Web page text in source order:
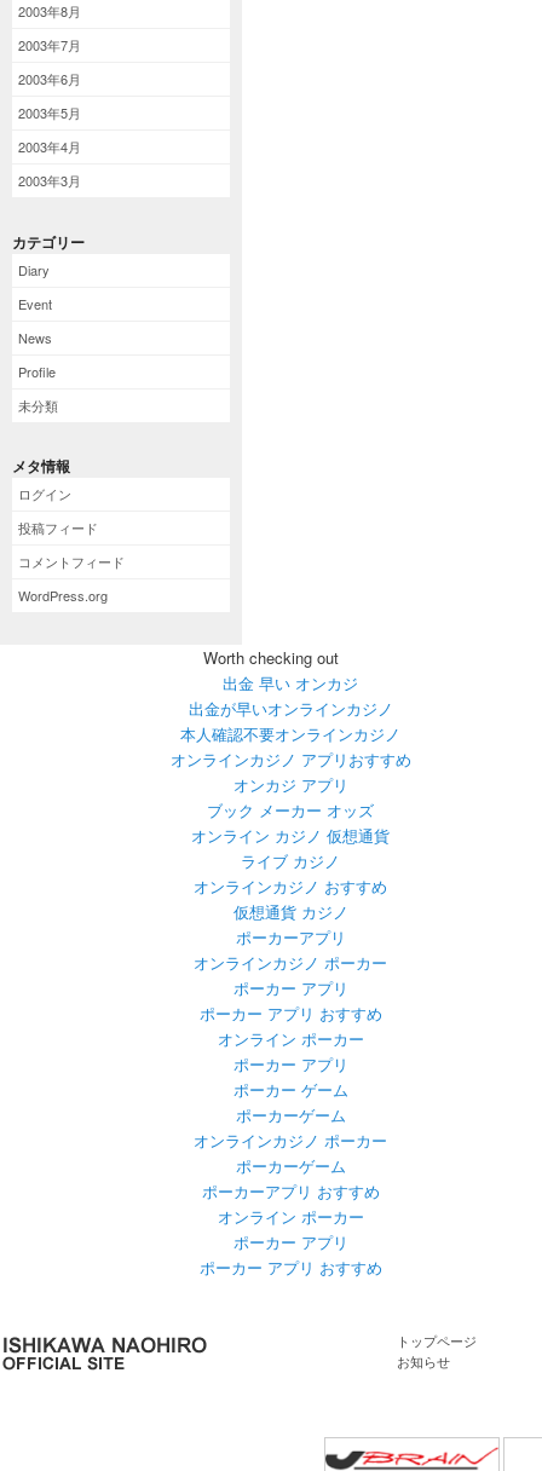
2003年8月
2003年7月
2003年6月
2003年5月
2003年4月
2003年3月
カテゴリー
Diary
Event
News
Profile
未分類
メタ情報
ログイン
投稿フィード
コメントフィード
WordPress.org
Worth checking out
出金 早い オンカジ
出金が早いオンラインカジノ
本人確認不要オンラインカジノ
オンラインカジノ アプリおすすめ
オンカジ アプリ
ブック メーカー オッズ
オンライン カジノ 仮想通貨
ライブ カジノ
オンラインカジノ おすすめ
仮想通貨 カジノ
ポーカーアプリ
オンラインカジノ ポーカー
ポーカー アプリ
ポーカー アプリ おすすめ
オンライン ポーカー
ポーカー アプリ
ポーカー ゲーム
ポーカーゲーム
オンラインカジノ ポーカー
ポーカーゲーム
ポーカーアプリ おすすめ
オンライン ポーカー
ポーカー アプリ
ポーカー アプリ おすすめ
トップページ
お知らせ